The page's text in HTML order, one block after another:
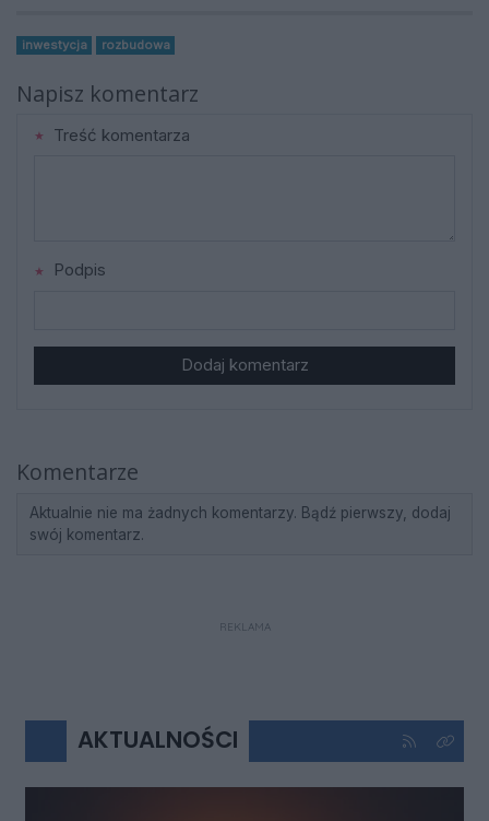
inwestycja rozbudowa
Napisz komentarz
Treść komentarza
Podpis
Dodaj komentarz
Komentarze
Aktualnie nie ma żadnych komentarzy. Bądź pierwszy, dodaj
swój komentarz.
REKLAMA
AKTUALNOŚCI Kliknij aby
Kliknij